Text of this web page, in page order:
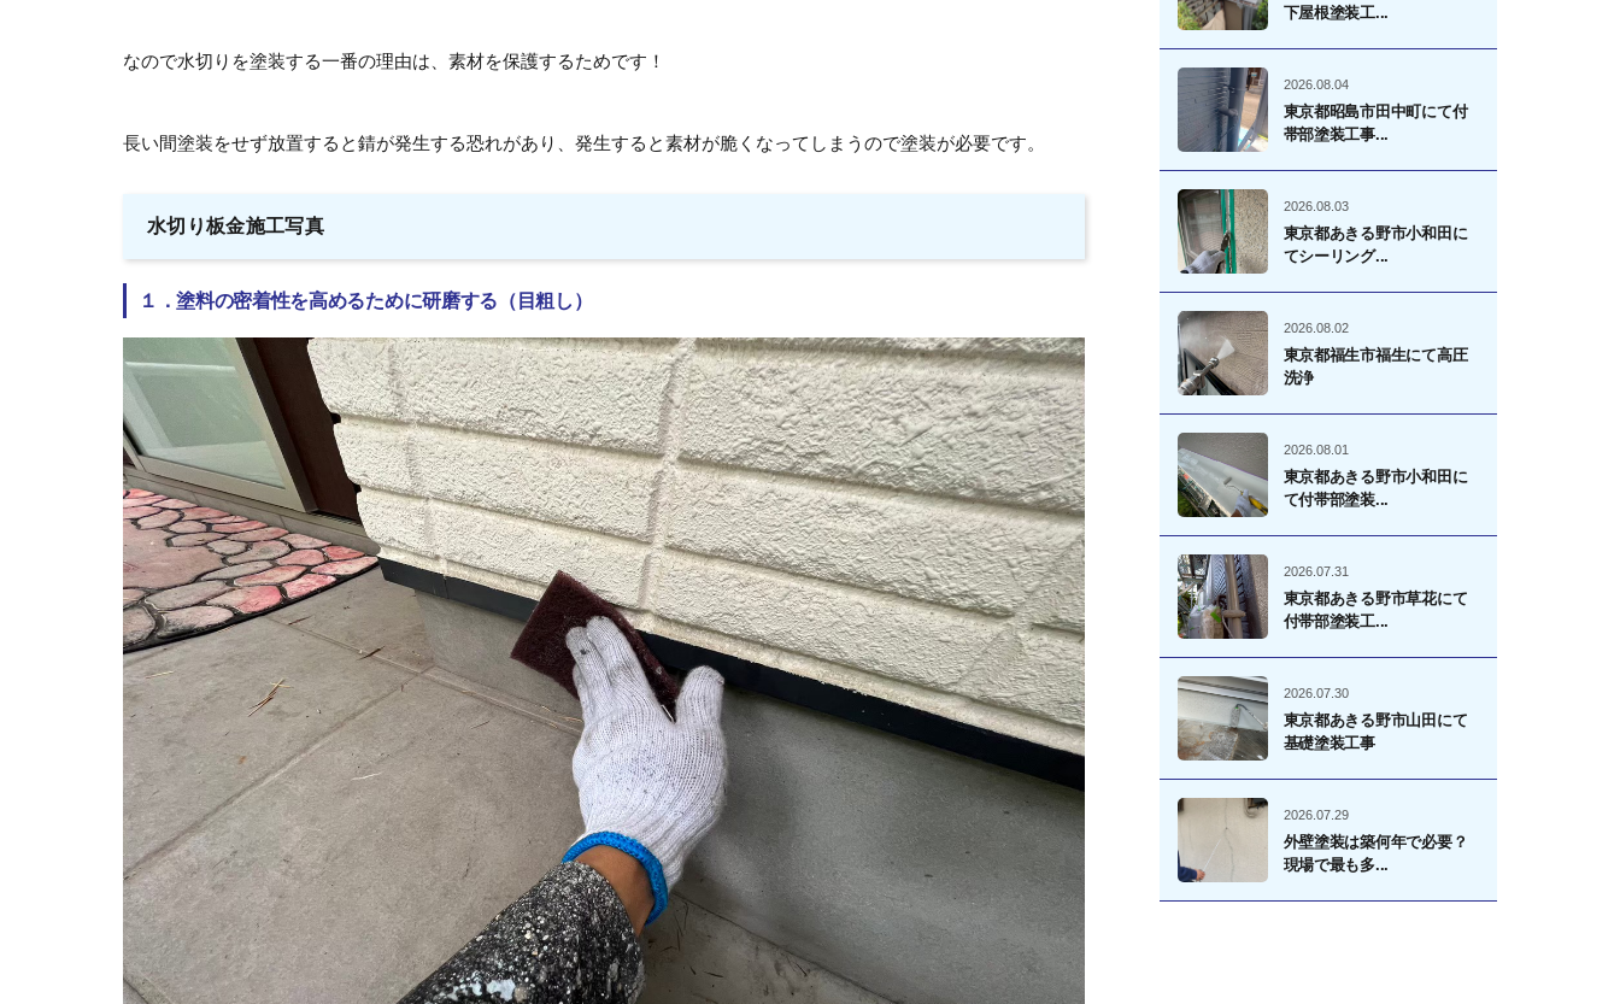
なので水切りを塗装する一番の理由は、素材を保護するためです！
長い間塗装をせず放置すると錆が発生する恐れがあり、発生すると素材が脆くなってしまうので塗装が必要です。
水切り板金施工写真
１．塗料の密着性を高めるために研磨する（目粗し）
下屋根塗装工...
2026.08.04
東京都昭島市田中町にて付
帯部塗装工事...
2026.08.03
東京都あきる野市小和田に
てシーリング...
2026.08.02
東京都福生市福生にて高圧
洗浄
2026.08.01
東京都あきる野市小和田に
て付帯部塗装...
2026.07.31
東京都あきる野市草花にて
付帯部塗装工...
2026.07.30
東京都あきる野市山田にて
基礎塗装工事
2026.07.29
外壁塗装は築何年で必要？
現場で最も多...